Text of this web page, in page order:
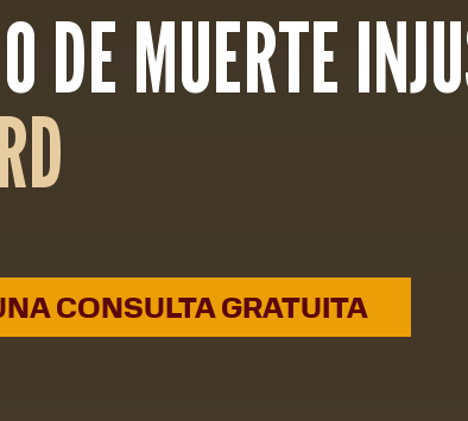
DE MUERTE
CONSULTA GRATUITA